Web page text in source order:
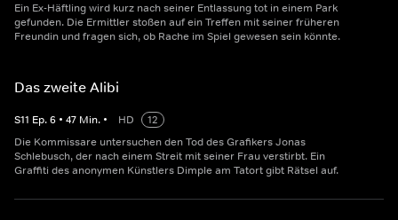
Ein Ex-Häftling wird kurz nach seiner Entlassung tot in einem Park
gefunden. Die Ermittler stoßen auf ein Treffen mit seiner früheren
Freundin und fragen sich, ob Rache im Spiel gewesen sein könnte.
Das zweite Alibi
S11 Ep.6 • 47 Min. • HD
12
Die Kommissare untersuchen den Tod des Grafikers Jonas
Schlebusch, der nach einem Streit mit seiner Frau verstirbt. Ein
Graffiti des anonymen Künstlers Dimple am Tatort gibt Rätsel auf.